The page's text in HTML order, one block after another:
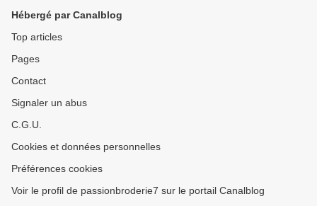
Hébergé par Canalblog
Top articles
Pages
Contact
Signaler un abus
C.G.U.
Cookies et données personnelles
Préférences cookies
Voir le profil de passionbroderie7 sur le portail Canalblog